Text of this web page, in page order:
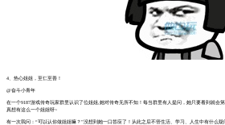
4、热心姐姐，至仁至善！
@奋斗小青年
在一个9187游戏传奇玩家群里认识了位姐姐,她对传奇无所不知！每当群里有人提问，她只要看到就会
真想有这么一个姐姐呀~
有一次我问：“可以认你做姐姐嘛？”没想到她一口答应了！从此之后不管生活、学习、人生中有什么